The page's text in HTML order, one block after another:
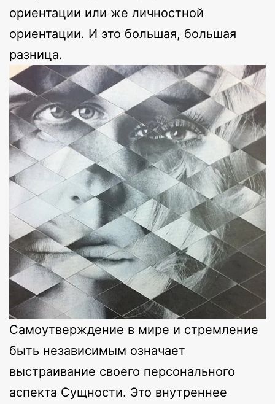
ориентации или же личностной
ориентации. И это большая, большая
разница.
Самоутверждение в мире и стремление
быть независимым означает
выстраивание своего персонального
аспекта Сущности. Это внутреннее